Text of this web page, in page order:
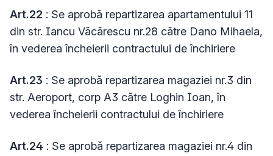
Art.22 : Se aprobă repartizarea apartamentului 11
din str. Iancu Văcărescu nr.28 către Dano Mihaela,
în vederea încheierii contractului de închiriere
Art.23 : Se aprobă repartizarea magaziei nr.3 din
str. Aeroport, corp A3 către Loghin Ioan, în
vederea încheierii contractului de închiriere
Art.24 : Se aprobă repartizarea magaziei nr.4 din